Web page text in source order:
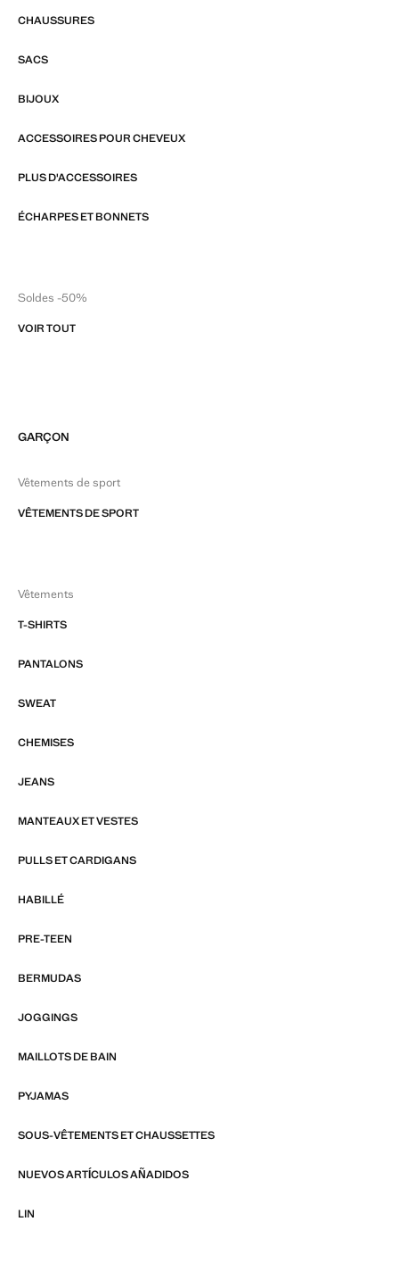
CHAUSSURES
SACS
BIJOUX
ACCESSOIRES POUR CHEVEUX
PLUS D'ACCESSOIRES
ÉCHARPES ET BONNETS
Soldes -50%
VOIR TOUT
GARÇON
Vêtements de sport
VÊTEMENTS DE SPORT
Vêtements
T-SHIRTS
PANTALONS
SWEAT
CHEMISES
JEANS
MANTEAUX ET VESTES
PULLS ET CARDIGANS
HABILLÉ
PRE-TEEN
BERMUDAS
JOGGINGS
MAILLOTS DE BAIN
PYJAMAS
SOUS-VÊTEMENTS ET CHAUSSETTES
NUEVOS ARTÍCULOS AÑADIDOS
LIN